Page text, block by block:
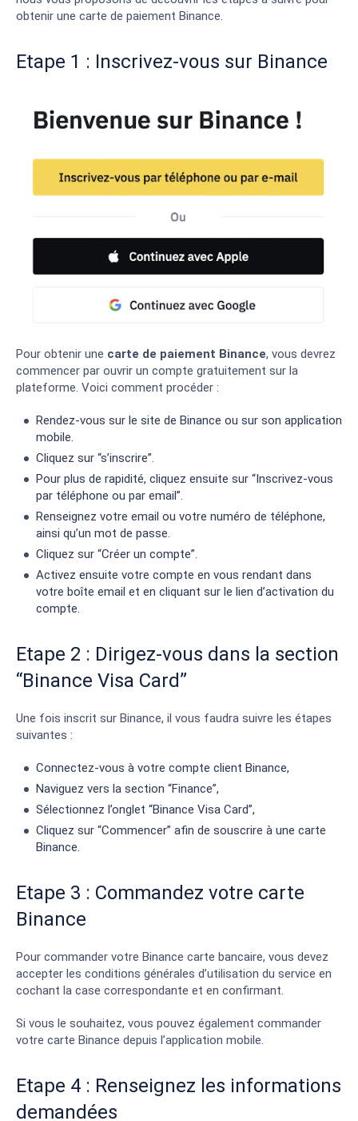
obtenir une carte de paiement Binance.
Etape 1 : Inscrivez-vous sur Binance
Pour obtenir une carte de paiement Binance, vous devrez
commencer par ouvrir un compte gratuitement sur la
plateforme. Voici comment procéder :
Rendez-vous sur le site de Binance ou sur son application
mobile.
Cliquez sur “s’inscrire”.
Pour plus de rapidité, cliquez ensuite sur “Inscrivez-vous
par téléphone ou par email”.
Renseignez votre email ou votre numéro de téléphone,
ainsi qu’un mot de passe.
Cliquez sur “Créer un compte”.
Activez ensuite votre compte en vous rendant dans
votre boîte email et en cliquant sur le lien d’activation du
compte.
Etape 2 : Dirigez-vous dans la section
“Binance Visa Card”
Une fois inscrit sur Binance, il vous faudra suivre les étapes
suivantes :
Connectez-vous à votre compte client Binance,
Naviguez vers la section “Finance”,
Sélectionnez l’onglet “Binance Visa Card”,
Cliquez sur “Commencer” afin de souscrire à une carte
Binance.
Etape 3 : Commandez votre carte
Binance
Pour commander votre Binance carte bancaire, vous devez
accepter les conditions générales d’utilisation du service en
cochant la case correspondante et en confirmant.
Si vous le souhaitez, vous pouvez également commander
votre carte Binance depuis l’application mobile.
Etape 4 : Renseignez les informations
demandées